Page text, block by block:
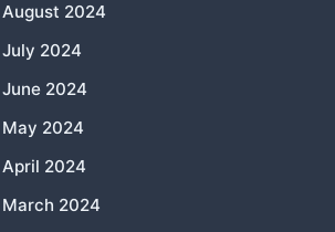
August 2024
July 2024
June 2024
May 2024
April 2024
March 2024